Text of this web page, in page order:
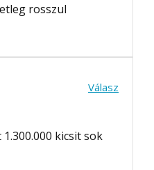
rosszul
Válasz
kicsit sok